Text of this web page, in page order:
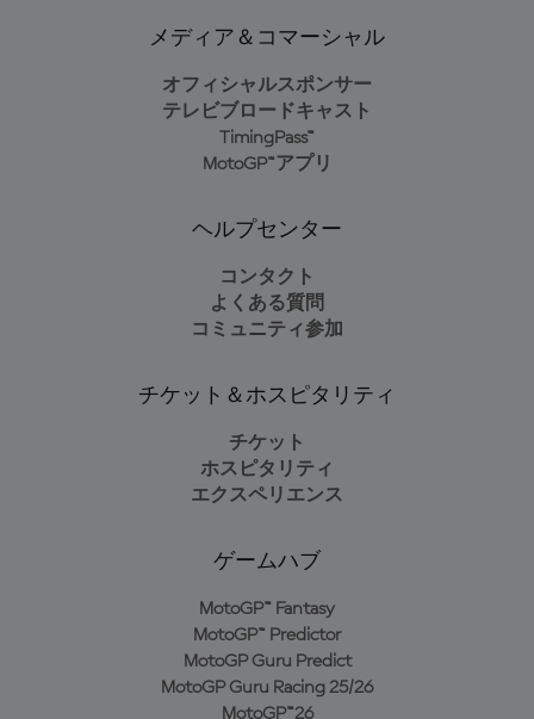
メディア＆コマーシャル
オフィシャルスポンサー
テレビブロードキャスト
TimingPass™
MotoGP™アプリ
ヘルプセンター
コンタクト
よくある質問
コミュニティ参加
チケット＆ホスピタリティ
チケット
ホスピタリティ
エクスペリエンス
ゲームハブ
MotoGP™ Fantasy
MotoGP™ Predictor
MotoGP Guru Predict
MotoGP Guru Racing 25/26
MotoGP™26